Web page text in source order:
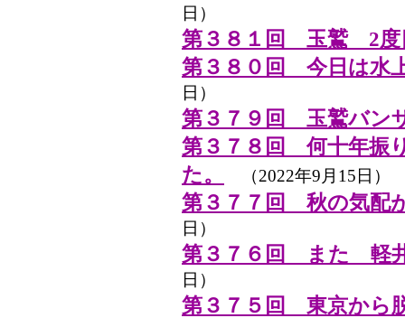
日）
第３８１回 玉鷲 2度
第３８０回 今日は水
日）
第３７９回 玉鷲バン
第３７８回 何十年振
た。
（2022年9月15日）
第３７７回 秋の気配
日）
第３７６回 また 軽
日）
第３７５回 東京か